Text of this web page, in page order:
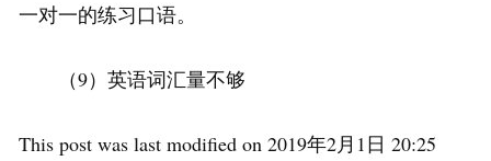
一对一的练习口语。
（9）英语词汇量不够
This post was last modified on 2019年2月1日 20:25